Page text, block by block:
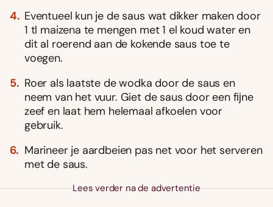
Eventueel kun je de saus wat dikker maken door
1 tl maizena te mengen met 1 el koud water en
dit al roerend aan de kokende saus toe te
voegen.
Roer als laatste de wodka door de saus en
neem van het vuur. Giet de saus door een fĳne
zeef en laat hem helemaal afkoelen voor
gebruik.
Marineer je aardbeien pas net voor het serveren
met de saus.
Lees verder na de advertentie